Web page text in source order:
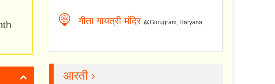
गीता गायत्री मंदिर @Gurugram, Haryana
आरती ›